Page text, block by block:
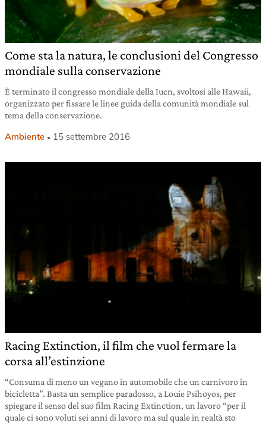
Come sta la natura, le conclusioni del Congresso
mondiale sulla conservazione
È terminato il congresso mondiale della Iucn, svoltosi alle Hawaii,
organizzato per fissare le linee guida della comunità mondiale sul
tema della conservazione.
Ambiente 15 settembre 2016
Racing Extinction, il film che vuol fermare la
corsa all’estinzione
“Consuma di meno un vegano in automobile che un carnivoro in
bicicletta”. Basta un semplice paradosso, a Louie Psihoyos, per
spiegare il senso del suo film Racing Extinction, un lavoro “per il
quale ci sono voluti sei anni di lavoro ma sul quale in realtà sto